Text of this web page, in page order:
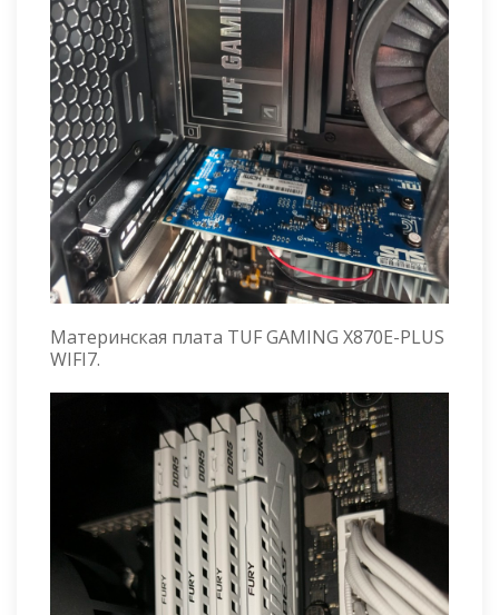
Материнская плата TUF GAMING X870E-PLUS
WIFI7.